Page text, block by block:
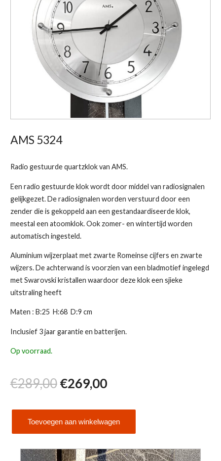
AMS 5324
Radio gestuurde quartzklok van AMS.
Een radio gestuurde klok wordt door middel van radiosignalen
gelijkgezet. De radiosignalen worden verstuurd door een
zender die is gekoppeld aan een gestandaardiseerde klok,
meestal een atoomklok. Ook zomer- en wintertijd worden
automatisch ingesteld.
Aluminium wijzerplaat met zwarte Romeinse cijfers en zwarte
wijzers. De achterwand is voorzien van een bladmotief ingelegd
met Swarovski kristallen waardoor deze klok een sjieke
uitstraling heeft
Maten : B:25 H:68 D:9 cm
Inclusief 3 jaar garantie en batterijen.
Op voorraad.
€289,00Oorspronkelijke
prijs
was:
€289,00.
€269,00Huidige
prijs
is:
€269,00.
aantal
Toevoegen aan winkelwagen